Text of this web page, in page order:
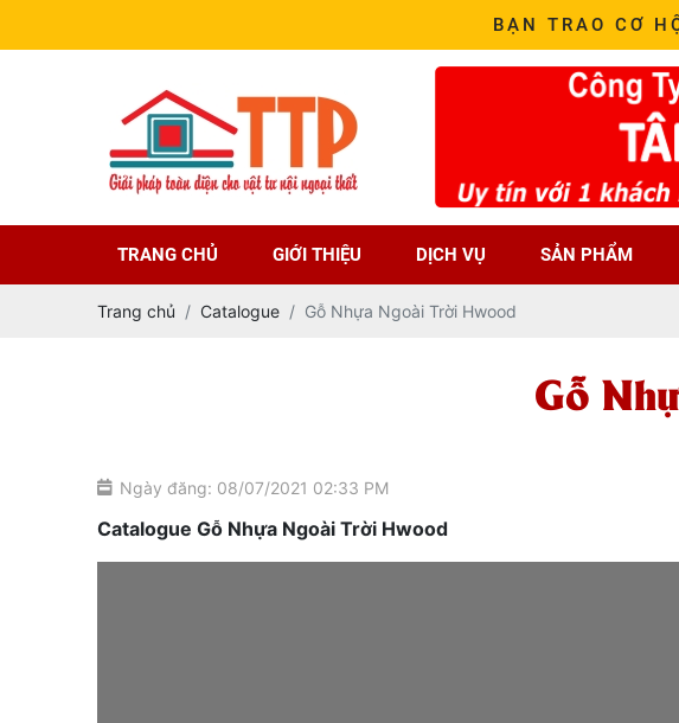
BẠN TRAO CƠ
TRANG CHỦ GIỚI THIỆU DỊCH VỤ SẢN PHẨM
Trang chủ Catalogue Gỗ Nhựa Ngoài Trời Hwood
Gỗ
Ngày đăng: 08/07/2021 02:33 PM
Catalogue Gỗ Nhựa Ngoài Trời Hwood